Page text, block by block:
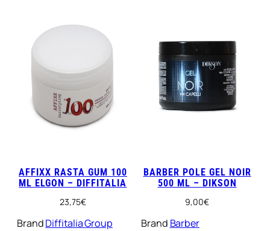
AFFIXX RASTA GUM 100
ML ELGON – DIFFITALIA
23,75€
BrandDiffitalia Group
BARBER POLE GEL NOIR
500 ML – DIKSON
9,00€
Brand Barber